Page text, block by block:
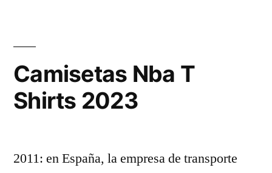
Camisetas Nba T
Shirts 2023
2011: en España, la empresa de transporte